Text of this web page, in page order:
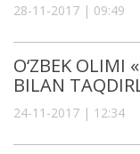
28-11-2017 | 09:49
O‘ZBЕK OLIMI
BILAN
24-11-2017 | 12:34